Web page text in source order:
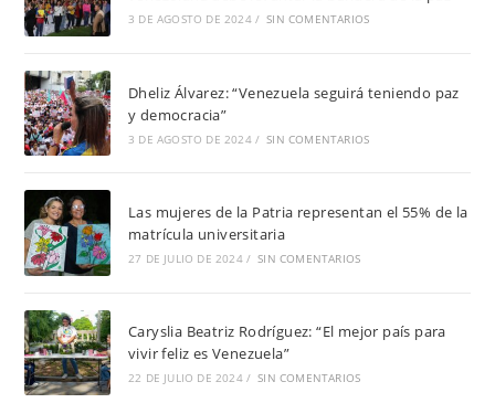
3 DE AGOSTO DE 2024 / SIN COMENTARIOS
Dheliz Álvarez: “Venezuela seguirá teniendo paz
y democracia”
3 DE AGOSTO DE 2024 / SIN COMENTARIOS
Las mujeres de la Patria representan el 55% de la
matrícula universitaria
27 DE JULIO DE 2024 / SIN COMENTARIOS
Caryslia Beatriz Rodríguez: “El mejor país para
vivir feliz es Venezuela”
22 DE JULIO DE 2024 / SIN COMENTARIOS